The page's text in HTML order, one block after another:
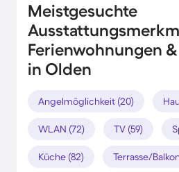
Meistgesuchte
Ferienwohnungen
in Olden
Angelmöglichkeit (20)
WLAN (72) TV (59)
Küche (82) Terrasse/